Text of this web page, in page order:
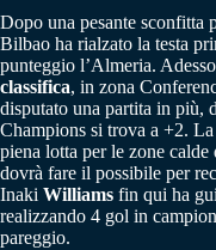
Dopo una pesante sconfitta
Bilbao ha rialzato la testa
punteggio l’Almeria.
classifica, in zona
disputato una partita in più,
Champions si trova a +2.
piena lotta per le zone
dovrà fare il possibile per
Inaki Williams fin qui ha
realizzando 4 gol in
pareggio.